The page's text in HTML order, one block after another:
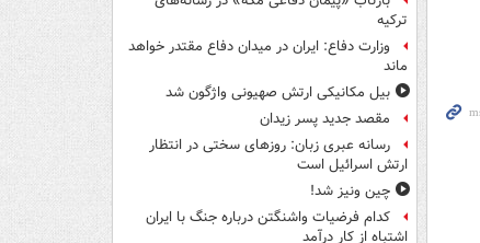
ترکیه
وزارت دفاع: ایران در میدان دفاع مقتدر خواهد
ماند
بیل مکانیکی ارتش صهیونی واژگون شد
مقصد جدید پسر زیدان
رسانه عبری زبان: روزهای سختی در انتظار
ارتش اسرائیل است
چین ونیز شد!
کدام فرضیات واشنگتن درباره جنگ با ایران
اشتباه از کار درآمد